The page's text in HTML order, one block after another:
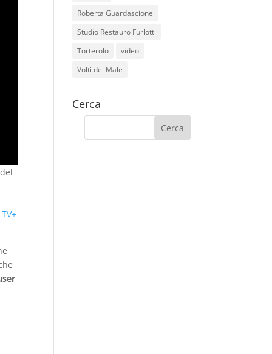
Roberta Guardascione
Studio Restauro Furlotti
Torterolo
video
Volti del Male
Cerca